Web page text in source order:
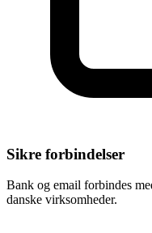
Sikre forbindelser
Bank og email forbindes
danske virksomheder.